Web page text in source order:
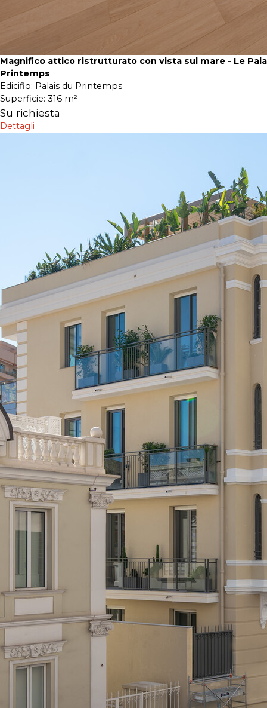
Magnifico attico ristrutturato con vista sul mare - Le
Printemps
Edicifio: Palais du Printemps
Superficie: 316 m²
Su richiesta
Dettagli